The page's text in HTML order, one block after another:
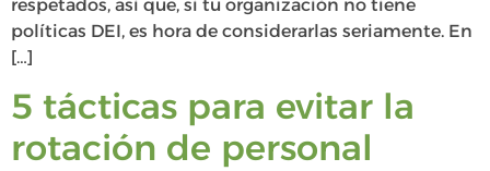
respetados, así que, si tu organización no tiene
políticas DEI, es hora de considerarlas seriamente. En
[…]
5 tácticas para evitar la
rotación de personal